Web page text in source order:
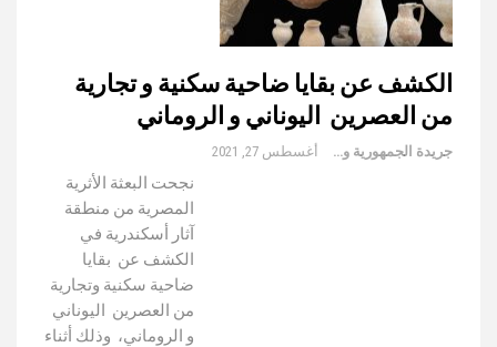
الكشف عن بقايا ضاحية سكنية و تجارية
من العصرين اليوناني و الروماني
جريدة الجمهورية والعالم أغسطس 27, 2021
نجحت البعثة الأثرية
المصرية من منطقة
آثار أسكندرية في
الكشف عن بقايا
ضاحية سكنية وتجارية
من العصرين اليوناني
و الروماني، وذلك أثناء